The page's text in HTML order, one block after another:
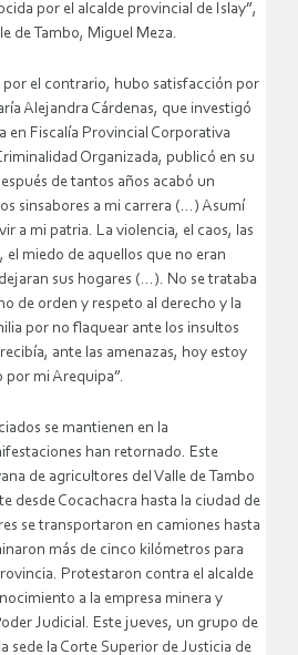
por el alcalde provincial de Islay”,
de Tambo, Miguel Meza.
por el contrario, hubo satisfacción por
Alejandra Cárdenas, que investigó
en Fiscalía Provincial Corporativa
Organizada, publicó en su
de tantos años acabó un
sinsabores a mi carrera (…) Asumí
a mi patria. La violencia, el caos, las
miedo de aquellos que no eran
sus hogares (…). No se trataba
de orden y respeto al derecho y la
por no flaquear ante los insultos
ante las amenazas, hoy estoy
mi Arequipa”.
se mantienen en la
han retornado. Este
de agricultores del Valle de Tambo
desde Cocachacra hasta la ciudad de
se transportaron en camiones hasta
más de cinco kilómetros para
Protestaron contra el alcalde
a la empresa minera y
Judicial. Este jueves, un grupo de
sede la Corte Superior de Justicia de